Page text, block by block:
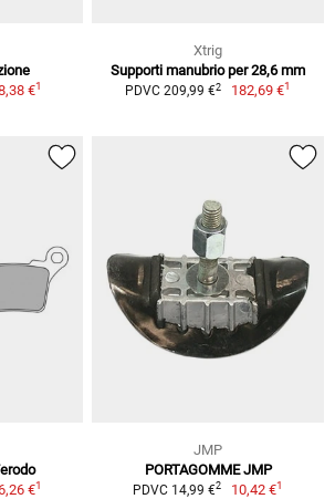
€1
Xtrig
Supporti manubrio per 28,6 mm
PDVC 209,99 €2 182,69 €1
€1
JMP
PORTAGOMME JMP
PDVC 14,99 €2 10,42 €1